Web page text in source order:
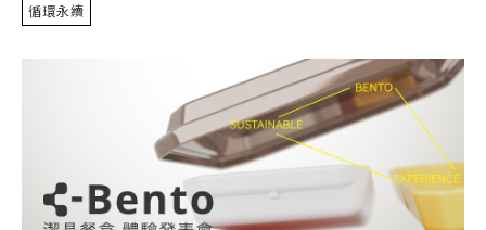
循環永續